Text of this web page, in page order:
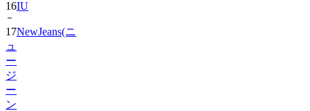
17NewJeans(ニ
ュ
ー
ジ
ー
ン
ズ)